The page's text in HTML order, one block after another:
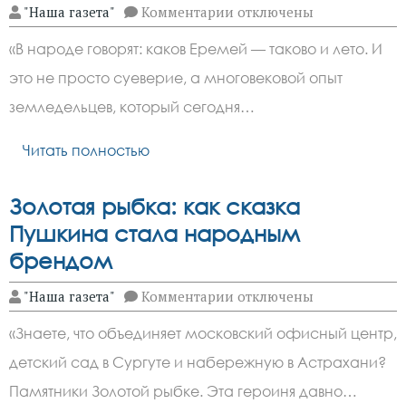
"Наша газета" Комментарии к
записи
Еремей
Запашник:
приметы
на
урожай
и
отключены
«В народе говорят: каков Еремей — таково и лето. И
это не просто суеверие, а многовековой опыт
земледельцев, который сегодня…
Читать полностью
Золотая рыбка: как сказка
Пушкина стала народным
брендом
"Наша газета" Комментарии к
записи
Золотая
рыбка:
как
сказка
Пушкина
стала
отключены
«Знаете, что объединяет московский офисный центр,
детский сад в Сургуте и набережную в Астрахани?
Памятники Золотой рыбке. Эта героиня давно…